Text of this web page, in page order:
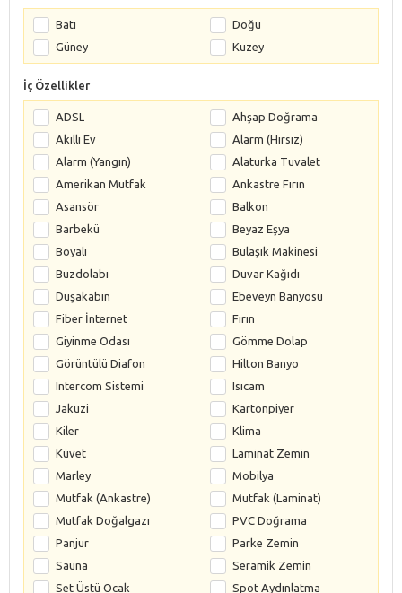
Batı
Doğu
Güney
Kuzey
İç Özellikler
ADSL
Ahşap Doğrama
Akıllı Ev
Alarm (Hırsız)
Alarm (Yangın)
Alaturka Tuvalet
Amerikan Mutfak
Ankastre Fırın
Asansör
Balkon
Barbekü
Beyaz Eşya
Boyalı
Bulaşık Makinesi
Buzdolabı
Duvar Kağıdı
Duşakabin
Ebeveyn Banyosu
Fiber İnternet
Fırın
Giyinme Odası
Gömme Dolap
Görüntülü Diafon
Hilton Banyo
Intercom Sistemi
Isıcam
Jakuzi
Kartonpiyer
Kiler
Klima
Küvet
Laminat Zemin
Marley
Mobilya
Mutfak (Ankastre)
Mutfak (Laminat)
Mutfak Doğalgazı
PVC Doğrama
Panjur
Parke Zemin
Sauna
Seramik Zemin
Set Üstü Ocak
Spot Aydınlatma